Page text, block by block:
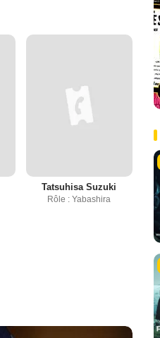
Tatsuhisa Suzuki
Rôle : Yabashira